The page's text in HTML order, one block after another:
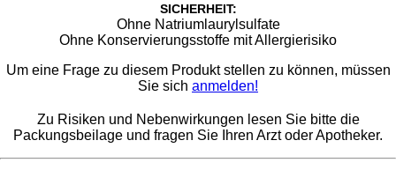
SICHERHEIT:
Ohne Natriumlaurylsulfate
Ohne Konservierungsstoffe mit Allergierisiko
Um eine Frage zu diesem Produkt stellen zu können, müssen
Sie sich anmelden!
Zu Risiken und Nebenwirkungen lesen Sie bitte die
Packungsbeilage und fragen Sie Ihren Arzt oder Apotheker.